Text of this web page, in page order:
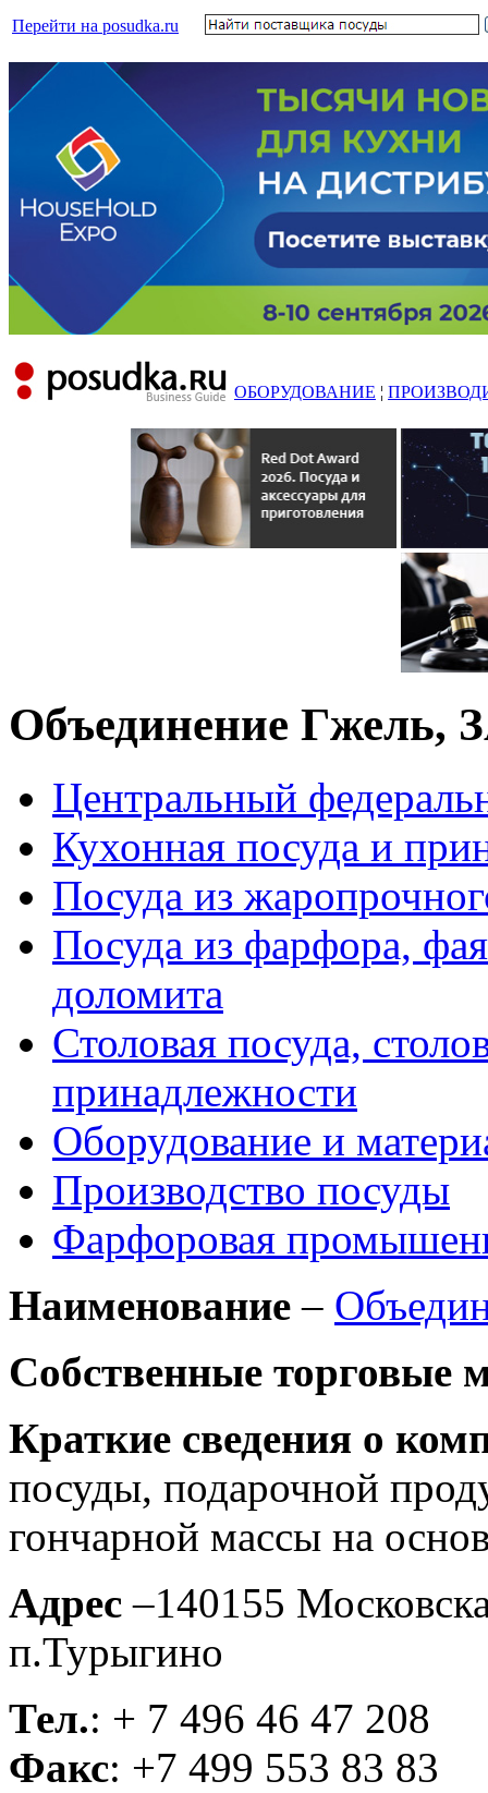
Перейти на posudka.ru
ОБОРУДОВАНИЕ ¦
Объединение Гжель,
Центральный
Кухонная посуда и
Посуда из
Посуда из фарфора,
доломита
Столовая посуда,
принадлежности
Оборудование и
Производство посуды
Фарфоровая
Наименование –
Собственные торговые
Краткие сведения о
посуды, подарочной
гончарной массы на
Адрес –140155
п.Турыгино
Тел.: + 7 496 46 47 208
Факс: +7 499 553 83 83